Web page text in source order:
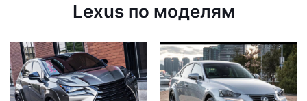
Lexus по моделям